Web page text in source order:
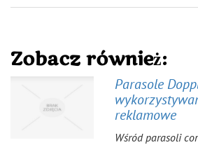
Zobacz również:
Parasole
reklamowe
Wśród parasoli